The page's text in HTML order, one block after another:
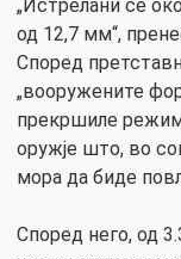
„Истрелани се
од 12,7 мм“,
Според
„вооружените
прекршиле
оружје што, во
мора да биде
Според него, од